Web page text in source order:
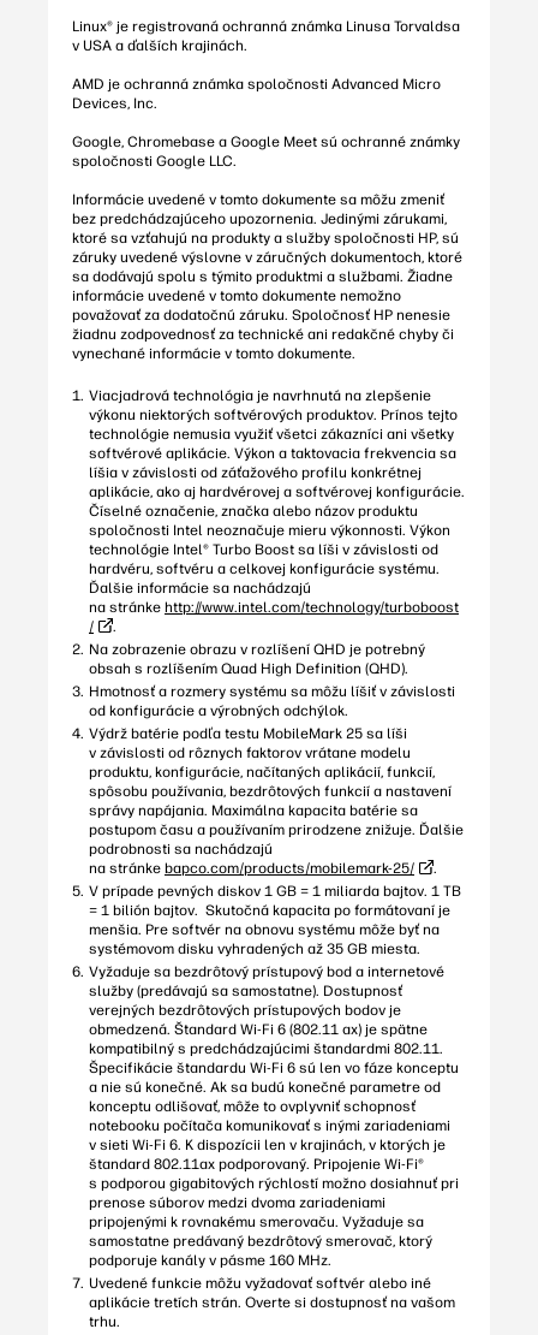
Linux® je registrovaná ochranná známka Linusa Torvaldsa
v USA a ďalších krajinách.
AMD je ochranná známka spoločnosti Advanced Micro
Devices, Inc.
Google, Chromebase a Google Meet sú ochranné známky
spoločnosti Google LLC.
Informácie uvedené v tomto dokumente sa môžu zmeniť
bez predchádzajúceho upozornenia. Jedinými zárukami,
ktoré sa vzťahujú na produkty a služby spoločnosti HP, sú
záruky uvedené výslovne v záručných dokumentoch, ktoré
sa dodávajú spolu s týmito produktmi a službami. Žiadne
informácie uvedené v tomto dokumente nemožno
považovať za dodatočnú záruku. Spoločnosť HP nenesie
žiadnu zodpovednosť za technické ani redakčné chyby či
vynechané informácie v tomto dokumente.
Viacjadrová technológia je navrhnutá na zlepšenie
výkonu niektorých softvérových produktov. Prínos tejto
technológie nemusia využiť všetci zákazníci ani všetky
softvérové aplikácie. Výkon a taktovacia frekvencia sa
líšia v závislosti od záťažového profilu konkrétnej
aplikácie, ako aj hardvérovej a softvérovej konfigurácie.
Číselné označenie, značka alebo názov produktu
spoločnosti Intel neoznačuje mieru výkonnosti. Výkon
technológie Intel® Turbo Boost sa líši v závislosti od
hardvéru, softvéru a celkovej konfigurácie systému.
Ďalšie informácie sa nachádzajú
na stránke http://www.intel.com/technology/turboboost
/
.
Na zobrazenie obrazu v rozlíšení QHD je potrebný
obsah s rozlíšením Quad High Definition (QHD).
Hmotnosť a rozmery systému sa môžu líšiť v závislosti
od konfigurácie a výrobných odchýlok.
Výdrž batérie podľa testu MobileMark 25 sa líši
v závislosti od rôznych faktorov vrátane modelu
produktu, konfigurácie, načítaných aplikácií, funkcií,
spôsobu používania, bezdrôtových funkcií a nastavení
správy napájania. Maximálna kapacita batérie sa
postupom času a používaním prirodzene znižuje. Ďalšie
podrobnosti sa nachádzajú
na stránke bapco.com/products/mobilemark-25/
.
V prípade pevných diskov 1 GB = 1 miliarda bajtov. 1 TB
= 1 bilión bajtov. Skutočná kapacita po formátovaní je
menšia. Pre softvér na obnovu systému môže byť na
systémovom disku vyhradených až 35 GB miesta.
Vyžaduje sa bezdrôtový prístupový bod a internetové
služby (predávajú sa samostatne). Dostupnosť
verejných bezdrôtových prístupových bodov je
obmedzená. Štandard Wi-Fi 6 (802.11 ax) je spätne
kompatibilný s predchádzajúcimi štandardmi 802.11.
Špecifikácie štandardu Wi-Fi 6 sú len vo fáze konceptu
a nie sú konečné. Ak sa budú konečné parametre od
konceptu odlišovať, môže to ovplyvniť schopnosť
notebooku počítača komunikovať s inými zariadeniami
v sieti Wi-Fi 6. K dispozícii len v krajinách, v ktorých je
štandard 802.11ax podporovaný. Pripojenie Wi-Fi®
s podporou gigabitových rýchlostí možno dosiahnuť pri
prenose súborov medzi dvoma zariadeniami
pripojenými k rovnakému smerovaču. Vyžaduje sa
samostatne predávaný bezdrôtový smerovač, ktorý
podporuje kanály v pásme 160 MHz.
Uvedené funkcie môžu vyžadovať softvér alebo iné
aplikácie tretích strán. Overte si dostupnosť na vašom
trhu.